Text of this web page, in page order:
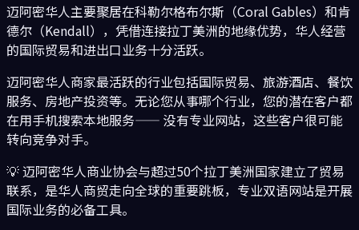
迈阿密华人主要聚居在科勒尔格布尔斯（Coral Gables）和肯
德尔（Kendall），凭借连接拉丁美洲的地缘优势，华人经营
的国际贸易和进出口业务十分活跃。
迈阿密华人商家最活跃的行业包括国际贸易、旅游酒店、餐饮
服务、房地产投资等。无论您从事哪个行业，您的潜在客户都
在用手机搜索本地服务—— 没有专业网站，这些客户很可能
转向竞争对手。
💡迈阿密华人商业协会与超过50个拉丁美洲国家建立了贸易
联系，是华人商贸走向全球的重要跳板，专业双语网站是开展
国际业务的必备工具。